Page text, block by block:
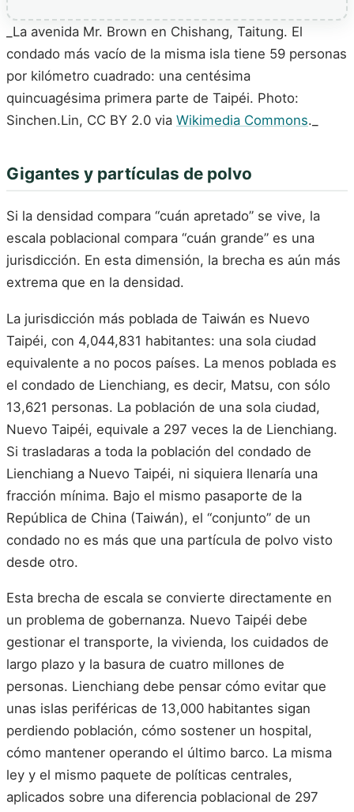
_La avenida Mr. Brown en Chishang, Taitung. El
condado más vacío de la misma isla tiene 59 personas
por kilómetro cuadrado: una centésima
quincuagésima primera parte de Taipéi. Photo:
Sinchen.Lin, CC BY 2.0 via Wikimedia Commons._
Gigantes y partículas de polvo
Si la densidad compara “cuán apretado” se vive, la
escala poblacional compara “cuán grande” es una
jurisdicción. En esta dimensión, la brecha es aún más
extrema que en la densidad.
La jurisdicción más poblada de Taiwán es Nuevo
Taipéi, con 4,044,831 habitantes: una sola ciudad
equivalente a no pocos países. La menos poblada es
el condado de Lienchiang, es decir, Matsu, con sólo
13,621 personas. La población de una sola ciudad,
Nuevo Taipéi, equivale a 297 veces la de Lienchiang.
Si trasladaras a toda la población del condado de
Lienchiang a Nuevo Taipéi, ni siquiera llenaría una
fracción mínima. Bajo el mismo pasaporte de la
República de China (Taiwán), el “conjunto” de un
condado no es más que una partícula de polvo visto
desde otro.
Esta brecha de escala se convierte directamente en
un problema de gobernanza. Nuevo Taipéi debe
gestionar el transporte, la vivienda, los cuidados de
largo plazo y la basura de cuatro millones de
personas. Lienchiang debe pensar cómo evitar que
unas islas periféricas de 13,000 habitantes sigan
perdiendo población, cómo sostener un hospital,
cómo mantener operando el último barco. La misma
ley y el mismo paquete de políticas centrales,
aplicados sobre una diferencia poblacional de 297